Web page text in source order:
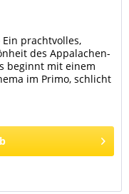
Ein prachtvolles,
des Appalachen-
beginnt mit einem
im Primo, schlicht